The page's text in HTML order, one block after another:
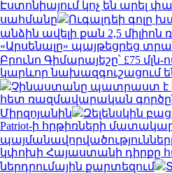
Էստոնիայում կոչ են արել
սահմանը
Ուգալդեի գոլը
անձին ավելի քան 2,5 միլիոն
«Արսենալը» պայթեցրեց
Բրունո Գիմարայեշը՝ £75 մլն-
կարևոր նախազգուշացում
Չինաստանը պատրաստ է
հետ ռազմավարական
Միրզոյանին
Զելենսկին
Patriot-ի հրթիռների
կփոխի Հայաստանի դիրքը
ներդրումային քարտեզում